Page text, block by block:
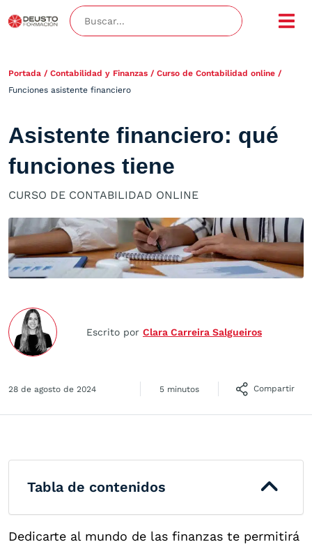
Portada / Contabilidad y Finanzas / Curso de Contabilidad online /
Funciones asistente financiero
Asistente financiero: qué
funciones tiene
CURSO DE CONTABILIDAD ONLINE
Escrito por Clara Carreira Salgueiros
28 de agosto de 2024 5 minutos Compartir
Tabla de contenidos
Dedicarte al mundo de las finanzas te permitirá